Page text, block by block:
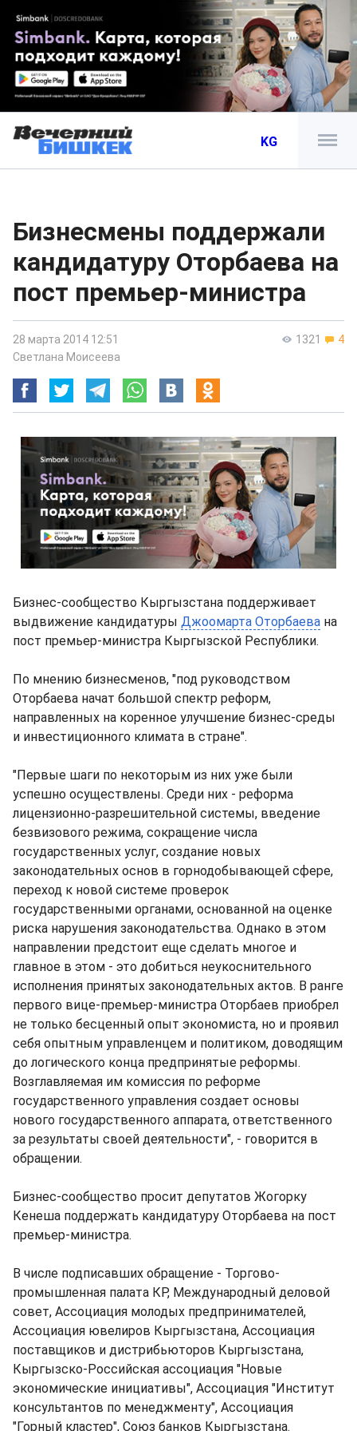
KG
Бизнесмены поддержали
кандидатуру Оторбаева на
пост премьер-министра
1321 4
28 марта 2014 12:51
Светлана Моисеева
Бизнес-сообщество Кыргызстана поддерживает
выдвижение кандидатуры Джоомарта Оторбаева на
пост премьер-министра Кыргызской Республики.
По мнению бизнесменов, "под руководством
Оторбаева начат большой спектр реформ,
направленных на коренное улучшение бизнес-среды
и инвестиционного климата в стране".
"Первые шаги по некоторым из них уже были
успешно осуществлены. Среди них - реформа
лицензионно-разрешительной системы, введение
безвизового режима, сокращение числа
государственных услуг, создание новых
законодательных основ в горнодобывающей сфере,
переход к новой системе проверок
государственными органами, основанной на оценке
риска нарушения законодательства. Однако в этом
направлении предстоит еще сделать многое и
главное в этом - это добиться неукоснительного
исполнения принятых законодательных актов. В ранге
первого вице-премьер-министра Оторбаев приобрел
не только бесценный опыт экономиста, но и проявил
себя опытным управленцем и политиком, доводящим
до логического конца предпринятые реформы.
Возглавляемая им комиссия по реформе
государственного управления создает основы
нового государственного аппарата, ответственного
за результаты своей деятельности", - говорится в
обращении.
Бизнес-сообщество просит депутатов Жогорку
Кенеша поддержать кандидатуру Оторбаева на пост
премьер-министра.
В числе подписавших обращение - Торгово-
промышленная палата КР, Международный деловой
совет, Ассоциация молодых предпринимателей,
Ассоциация ювелиров Кыргызстана, Ассоциация
поставщиков и дистрибьюторов Кыргызстана,
Кыргызско-Российская ассоциация "Новые
экономические инициативы", Ассоциация "Институт
консультантов по менеджменту", Ассоциация
"Горный кластер", Союз банков Кыргызстана.